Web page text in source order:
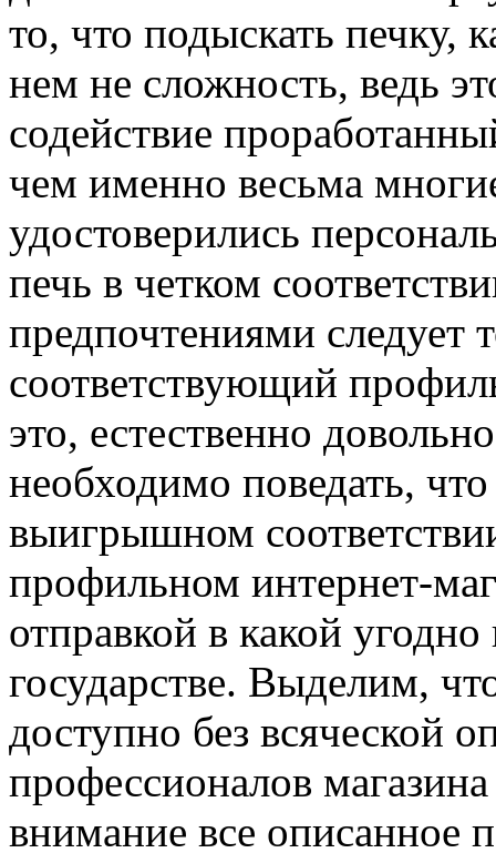
то, что подыскать печку,
нем не сложность, ведь
содействие
чем именно весьма
удостоверились
печь в четком
предпочтениями следует
соответствующий
это, естественно
необходимо поведать,
выигрышном
профильном интернет-
отправкой в какой
государстве. Выделим,
доступно без всяческой
профессионалов
внимание все описанное